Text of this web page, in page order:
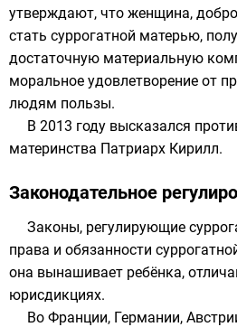
утверждают, что женщина,
стать суррогатной матерью,
достаточную материальную
моральное удовлетворение от
людям пользы.
В 2013 году высказался
материнства Патриарх Кирилл.
Законодательное
Законы, регулирующие
права и обязанности
она вынашивает ребёнка,
юрисдикциях.
Во Франции, Германии,